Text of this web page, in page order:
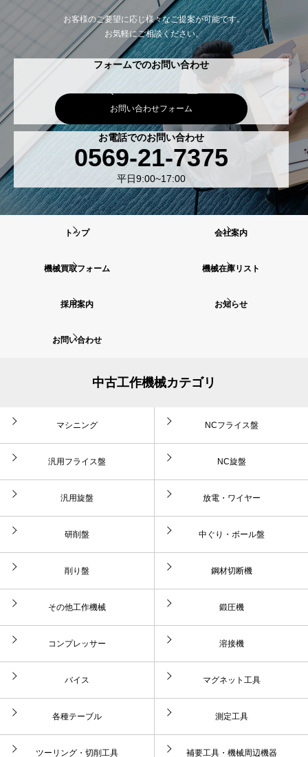
お客様のご要望に応じ様々なご提案が可能です。
お気軽にご相談ください。
フォームでのお問い合わせ
お問い合わせフォーム
お電話でのお問い合わせ
0569-21-7375
平日9:00~17:00
トップ 会社案内
機械買取フォーム 機械在庫リスト
採用案内 お知らせ
お問い合わせ
中古工作機械カテゴリ
マシニング NCフライス盤
汎用フライス盤 NC旋盤
汎用旋盤 放電・ワイヤー
研削盤 中ぐり・ボール盤
削り盤 鋼材切断機
その他工作機械 鍛圧機
コンプレッサー 溶接機
バイス マグネット工具
各種テーブル 測定工具
ツーリング・切削工具 補要工具・機械周辺機器